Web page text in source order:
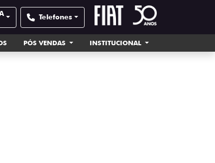
Telefones
PÓS VENDAS INSTITUCIONAL